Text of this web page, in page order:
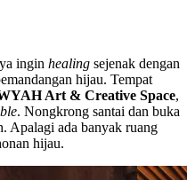
ingin healing sejenak dengan
hijau. Tempat
Art & Creative Space,
. Nongkrong santai dan buka
Apalagi ada banyak ruang
hijau.